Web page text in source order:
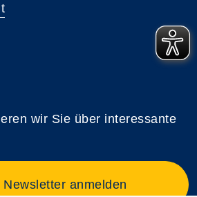
wir Sie über interessante
Newsletter anmelden